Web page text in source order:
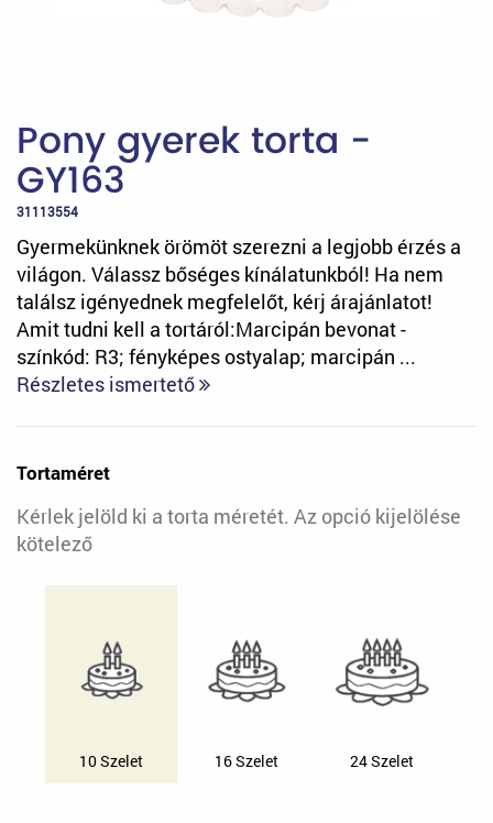
Pony gyerek torta -
GY163
31113554
Gyermekünknek örömöt szerezni a legjobb érzés a
világon. Válassz bőséges kínálatunkból! Ha nem
találsz igényednek megfelelőt, kérj árajánlatot!
Amit tudni kell a tortáról:Marcipán bevonat -
színkód: R3; fényképes ostyalap; marcipán ...
Részletes ismertető
Tortaméret
Kérlek jelöld ki a torta méretét. Az opció kijelölése
kötelező
10 Szelet 16 Szelet 24 Szelet